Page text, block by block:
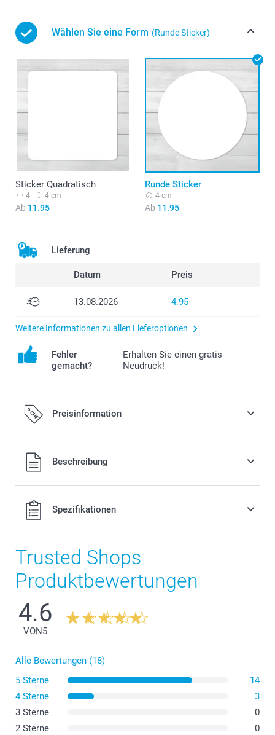
Wählen Sie eine Form (Runde Sticker)
Sticker Quadratisch
4 4 cm
Ab 11.95
Runde Sticker
4 cm
Ab 11.95
Lieferung
Datum Preis
13.08.2026 4.95
Weitere Informationen zu allen Lieferoptionen
Fehler
gemacht?
Erhalten Sie einen gratis
Neudruck!
Preisinformation
Alle Preise verstehen sich in Schweizer Franken (CHF) inkl.
MwSt. und zzgl. Versandkosten.
Beschreibung
Spezifikationen
Trusted Shops
Produktbewertungen
4.6
VON5
Alle Bewertungen (18)
5 Sterne
14
4 Sterne
3
3 Sterne
0
2 Sterne
0